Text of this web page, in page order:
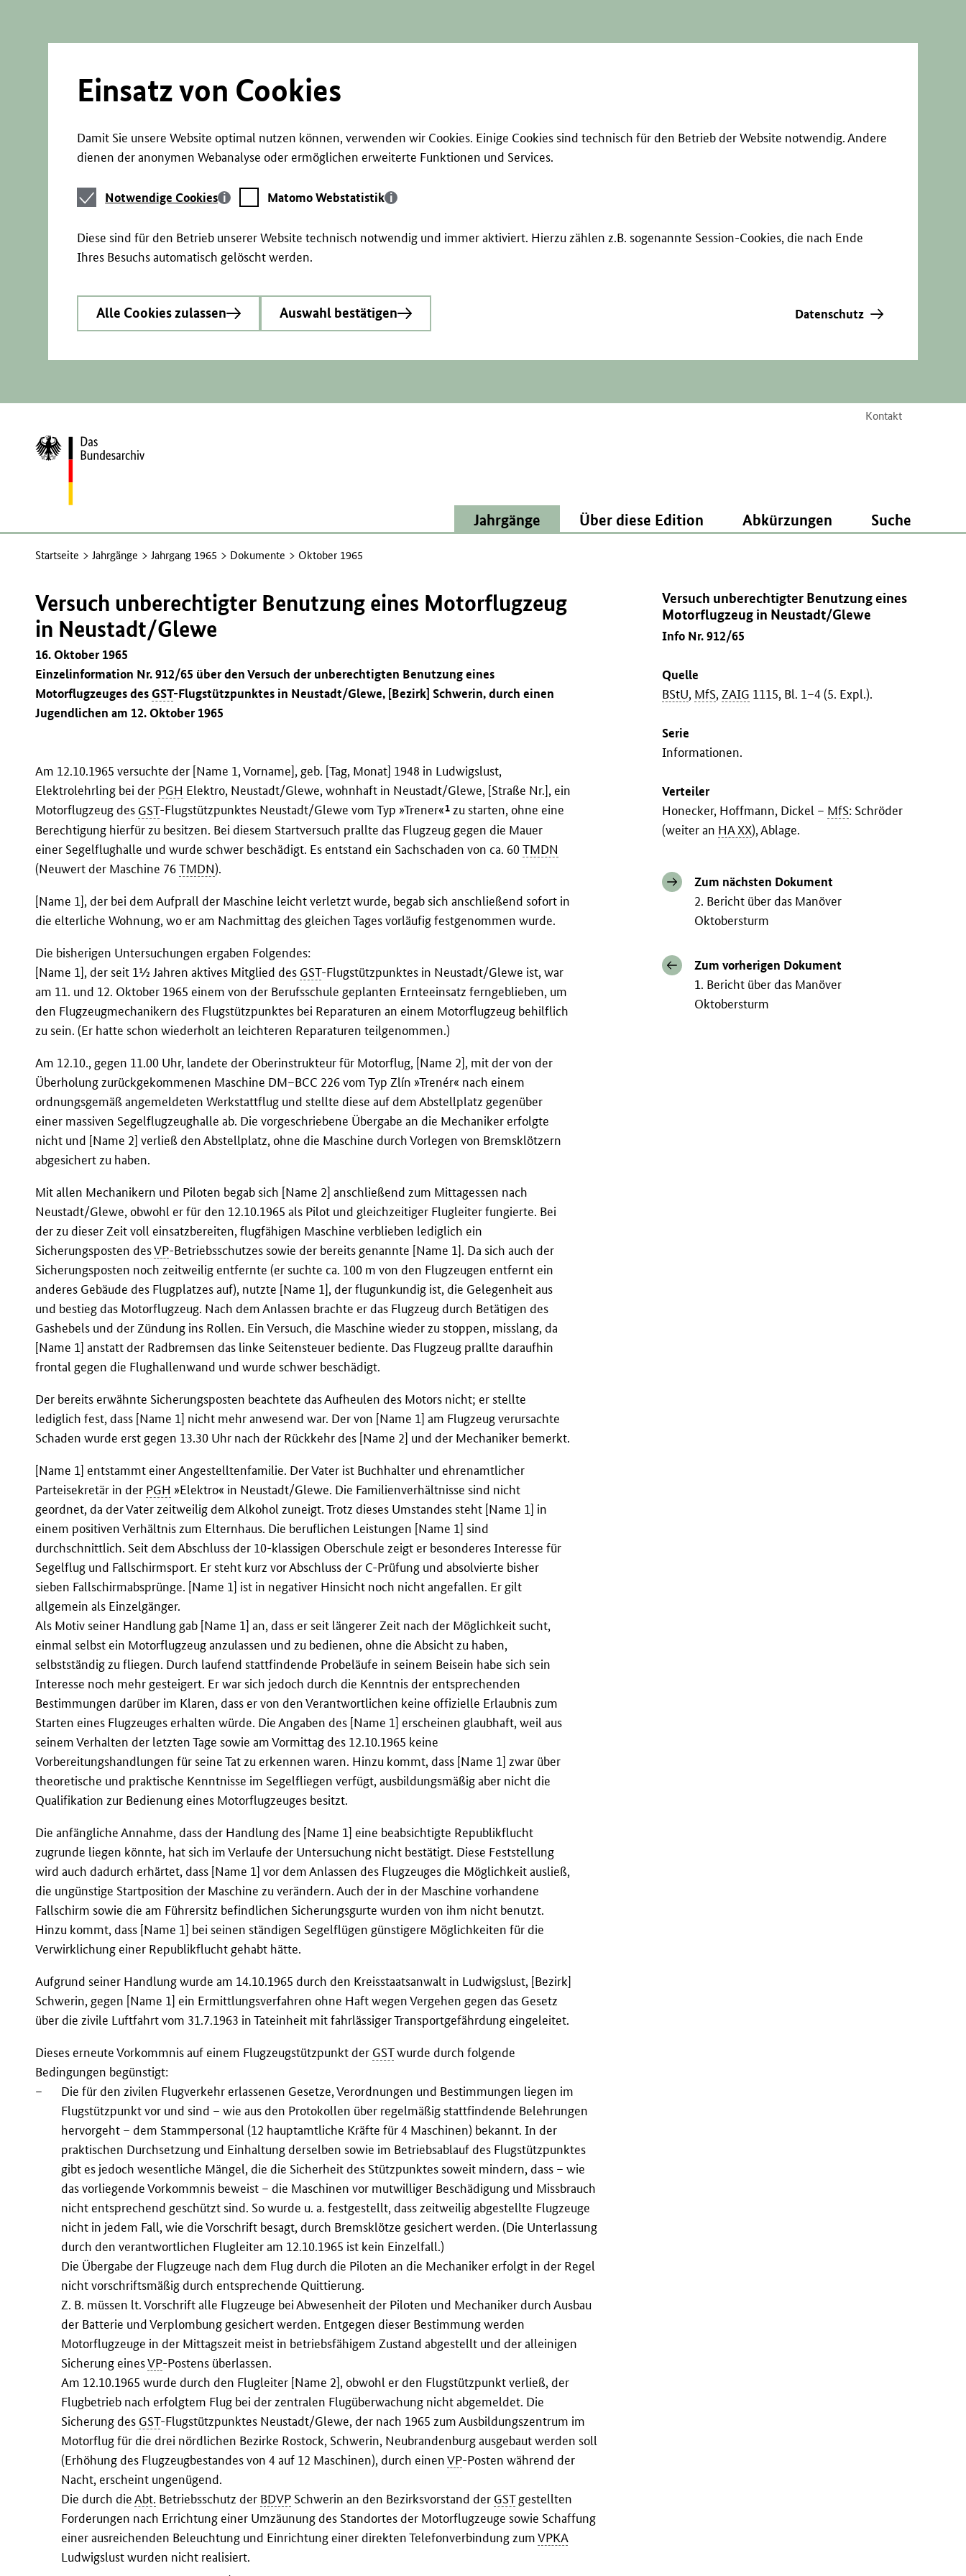
Einsatz von Cookies
Damit Sie unsere Website optimal nutzen können, verwenden wir Cookies. Einige Cookies sind technisch für den Betrieb der Website notwendig. Andere
dienen der anonymen Webanalyse oder ermöglichen erweiterte Funktionen und Services.
Notwendige
Cookies
Notwendige Cookies
Matomo
Webstatistik
Matomo Webstatistik
Diese sind für den Betrieb unserer Website technisch notwendig und immer aktiviert. Hierzu zählen z.B. sogenannte Session-Cookies, die nach Ende
Ihres Besuchs automatisch gelöscht werden.
Alle Cookies zulassen Auswahl bestätigen Datenschutz
Kontakt
Zur
Startseite
Jahrgänge Über diese Edition Abkürzungen Suche
Startseite Jahrgänge Jahrgang 1965 Dokumente Oktober 1965
Versuch unberechtigter Benutzung eines
Motorflugzeug in Neustadt/Glewe
Info Nr. 912/65
Quelle
BStU, MfS,ZAIG 1115, Bl. 1–4 (5. Expl.).
Serie
Informationen.
Verteiler
Honecker, Hoffmann, Dickel – MfS: Schröder
(weiter an HA XX), Ablage.
Zum nächsten Dokument
2. Bericht über das Manöver
Oktobersturm
Zum vorherigen Dokument
1. Bericht über das Manöver
Oktobersturm
Versuch unberechtigter Benutzung eines Motorflugzeug
in Neustadt/Glewe
16. Oktober 1965
Einzelinformation Nr. 912/65 über den Versuch der unberechtigten Benutzung eines
Motorflugzeuges desGST-Flugstützpunktes in Neustadt/Glewe, [Bezirk] Schwerin, durch einen
Jugendlichen am 12. Oktober 1965
Am 12.10.1965 versuchte der [Name 1, Vorname], geb. [Tag, Monat] 1948 in Ludwigslust,
Elektrolehrling bei der PGH Elektro, Neustadt/Glewe, wohnhaft in Neustadt/Glewe, [Straße Nr.], ein
Motorflugzeug des GST-Flugstützpunktes Neustadt/Glewe vom Typ »Trener«1 zu starten, ohne eine
Berechtigung hierfür zu besitzen. Bei diesem Startversuch prallte das Flugzeug gegen die Mauer
einer Segelflughalle und wurde schwer beschädigt. Es entstand ein Sachschaden von ca. 60TMDN
(Neuwert der Maschine 76TMDN).
[Name 1], der bei dem Aufprall der Maschine leicht verletzt wurde, begab sich anschließend sofort in
die elterliche Wohnung, wo er am Nachmittag des gleichen Tages vorläufig festgenommen wurde.
Die bisherigen Untersuchungen ergaben Folgendes:
[Name 1], der seit 1½ Jahren aktives Mitglied des GST-Flugstützpunktes in Neustadt/Glewe ist, war
am 11. und 12. Oktober 1965 einem von der Berufsschule geplanten Ernteeinsatz ferngeblieben, um
den Flugzeugmechanikern des Flugstützpunktes bei Reparaturen an einem Motorflugzeug behilflich
zu sein. (Er hatte schon wiederholt an leichteren Reparaturen teilgenommen.)
Am 12.10., gegen 11.00 Uhr, landete der Oberinstrukteur für Motorflug, [Name 2], mit der von der
Überholung zurückgekommenen Maschine DM–BCC 226 vom Typ Zlín »Trenér« nach einem
ordnungsgemäß angemeldeten Werkstattflug und stellte diese auf dem Abstellplatz gegenüber
einer massiven Segelflugzeughalle ab. Die vorgeschriebene Übergabe an die Mechaniker erfolgte
nicht und [Name 2] verließ den Abstellplatz, ohne die Maschine durch Vorlegen von Bremsklötzern
abgesichert zu haben.
Mit allen Mechanikern und Piloten begab sich [Name 2] anschließend zum Mittagessen nach
Neustadt/Glewe, obwohl er für den 12.10.1965 als Pilot und gleichzeitiger Flugleiter fungierte. Bei
der zu dieser Zeit voll einsatzbereiten, flugfähigen Maschine verblieben lediglich ein
Sicherungsposten desVP-Betriebsschutzes sowie der bereits genannte [Name 1]. Da sich auch der
Sicherungsposten noch zeitweilig entfernte (er suchte ca. 100 m von den Flugzeugen entfernt ein
anderes Gebäude des Flugplatzes auf), nutzte [Name 1], der flugunkundig ist, die Gelegenheit aus
und bestieg das Motorflugzeug. Nach dem Anlassen brachte er das Flugzeug durch Betätigen des
Gashebels und der Zündung ins Rollen. Ein Versuch, die Maschine wieder zu stoppen, misslang, da
[Name 1] anstatt der Radbremsen das linke Seitensteuer bediente. Das Flugzeug prallte daraufhin
frontal gegen die Flughallenwand und wurde schwer beschädigt.
Der bereits erwähnte Sicherungsposten beachtete das Aufheulen des Motors nicht; er stellte
lediglich fest, dass [Name 1] nicht mehr anwesend war. Der von [Name 1] am Flugzeug verursachte
Schaden wurde erst gegen 13.30 Uhr nach der Rückkehr des [Name 2] und der Mechaniker bemerkt.
[Name 1] entstammt einer Angestelltenfamilie. Der Vater ist Buchhalter und ehrenamtlicher
Parteisekretär in der PGH »Elektro« in Neustadt/Glewe. Die Familienverhältnisse sind nicht
geordnet, da der Vater zeitweilig dem Alkohol zuneigt. Trotz dieses Umstandes steht [Name 1] in
einem positiven Verhältnis zum Elternhaus. Die beruflichen Leistungen [Name 1] sind
durchschnittlich. Seit dem Abschluss der 10-klassigen Oberschule zeigt er besonderes Interesse für
Segelflug und Fallschirmsport. Er steht kurz vor Abschluss der C-Prüfung und absolvierte bisher
sieben Fallschirmabsprünge. [Name 1] ist in negativer Hinsicht noch nicht angefallen. Er gilt
allgemein als Einzelgänger.
Als Motiv seiner Handlung gab [Name 1] an, dass er seit längerer Zeit nach der Möglichkeit sucht,
einmal selbst ein Motorflugzeug anzulassen und zu bedienen, ohne die Absicht zu haben,
selbstständig zu fliegen. Durch laufend stattfindende Probeläufe in seinem Beisein habe sich sein
Interesse noch mehr gesteigert. Er war sich jedoch durch die Kenntnis der entsprechenden
Bestimmungen darüber im Klaren, dass er von den Verantwortlichen keine offizielle Erlaubnis zum
Starten eines Flugzeuges erhalten würde. Die Angaben des [Name 1] erscheinen glaubhaft, weil aus
seinem Verhalten der letzten Tage sowie am Vormittag des 12.10.1965 keine
Vorbereitungshandlungen für seine Tat zu erkennen waren. Hinzu kommt, dass [Name 1] zwar über
theoretische und praktische Kenntnisse im Segelfliegen verfügt, ausbildungsmäßig aber nicht die
Qualifikation zur Bedienung eines Motorflugzeuges besitzt.
Die anfängliche Annahme, dass der Handlung des [Name 1] eine beabsichtigte Republikflucht
zugrunde liegen könnte, hat sich im Verlaufe der Untersuchung nicht bestätigt. Diese Feststellung
wird auch dadurch erhärtet, dass [Name 1] vor dem Anlassen des Flugzeuges die Möglichkeit ausließ,
die ungünstige Startposition der Maschine zu verändern. Auch der in der Maschine vorhandene
Fallschirm sowie die am Führersitz befindlichen Sicherungsgurte wurden von ihm nicht benutzt.
Hinzu kommt, dass [Name 1] bei seinen ständigen Segelflügen günstigere Möglichkeiten für die
Verwirklichung einer Republikflucht gehabt hätte.
Aufgrund seiner Handlung wurde am 14.10.1965 durch den Kreisstaatsanwalt in Ludwigslust, [Bezirk]
Schwerin, gegen [Name 1] ein Ermittlungsverfahren ohne Haft wegen Vergehen gegen das Gesetz
über die zivile Luftfahrt vom 31.7.1963 in Tateinheit mit fahrlässiger Transportgefährdung eingeleitet.
Dieses erneute Vorkommnis auf einem Flugzeugstützpunkt der GSTwurde durch folgende
Bedingungen begünstigt:
–
Die für den zivilen Flugverkehr erlassenen Gesetze, Verordnungen und Bestimmungen liegen im
Flugstützpunkt vor und sind – wie aus den Protokollen über regelmäßig stattfindende Belehrungen
hervorgeht – dem Stammpersonal (12 hauptamtliche Kräfte für 4 Maschinen) bekannt. In der
praktischen Durchsetzung und Einhaltung derselben sowie im Betriebsablauf des Flugstützpunktes
gibt es jedoch wesentliche Mängel, die die Sicherheit des Stützpunktes soweit mindern, dass – wie
das vorliegende Vorkommnis beweist – die Maschinen vor mutwilliger Beschädigung und Missbrauch
nicht entsprechend geschützt sind. So wurde u. a. festgestellt, dass zeitweilig abgestellte Flugzeuge
nicht in jedem Fall, wie die Vorschrift besagt, durch Bremsklötze gesichert werden. (Die Unterlassung
durch den verantwortlichen Flugleiter am 12.10.1965 ist kein Einzelfall.)
Die Übergabe der Flugzeuge nach dem Flug durch die Piloten an die Mechaniker erfolgt in der Regel
nicht vorschriftsmäßig durch entsprechende Quittierung.
Z. B. müssen lt. Vorschrift alle Flugzeuge bei Abwesenheit der Piloten und Mechaniker durch Ausbau
der Batterie und Verplombung gesichert werden. Entgegen dieser Bestimmung werden
Motorflugzeuge in der Mittagszeit meist in betriebsfähigem Zustand abgestellt und der alleinigen
Sicherung einesVP-Postens überlassen.
Am 12.10.1965 wurde durch den Flugleiter [Name 2], obwohl er den Flugstützpunkt verließ, der
Flugbetrieb nach erfolgtem Flug bei der zentralen Flugüberwachung nicht abgemeldet. Die
Sicherung des GST-Flugstützpunktes Neustadt/Glewe, der nach 1965 zum Ausbildungszentrum im
Motorflug für die drei nördlichen Bezirke Rostock, Schwerin, Neubrandenburg ausgebaut werden soll
(Erhöhung des Flugzeugbestandes von 4 auf 12 Maschinen), durch einenVP-Posten während der
Nacht, erscheint ungenügend.
Die durch dieAbt. Betriebsschutz der BDVP Schwerin an den Bezirksvorstand der GSTgestellten
Forderungen nach Errichtung einer Umzäunung des Standortes der Motorflugzeuge sowie Schaffung
einer ausreichenden Beleuchtung und Einrichtung einer direkten Telefonverbindung zumVPKA
Ludwigslust wurden nicht realisiert.